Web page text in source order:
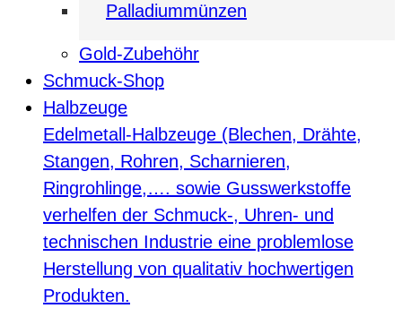
Palladiummünzen
Gold-Zubehöhr
Schmuck-Shop
Halbzeuge
Edelmetall-Halbzeuge (Blechen, Drähte,
Stangen, Rohren, Scharnieren,
Ringrohlinge,…. sowie Gusswerkstoffe
verhelfen der Schmuck-, Uhren- und
technischen Industrie eine problemlose
Herstellung von qualitativ hochwertigen
Produkten.